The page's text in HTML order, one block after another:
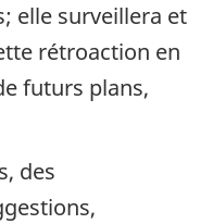
elle surveillera et
rétroaction en
futurs plans,
des